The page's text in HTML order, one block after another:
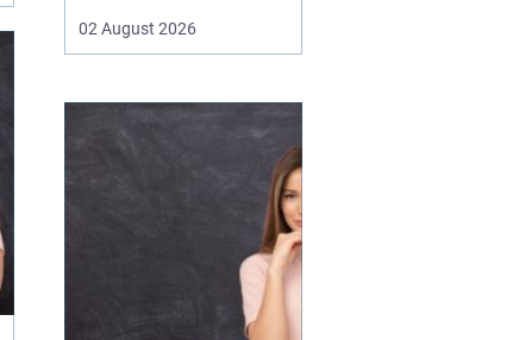
doseres eller presses
Uanset om der er tale om
korn, slam, granulat,
afhænger
driftsikkerheden ofte af,
02 August 2026